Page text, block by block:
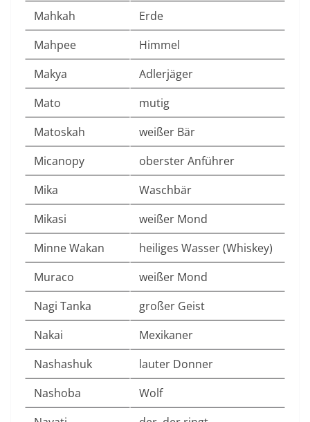
Mahkah
Erde
Mahpee
Himmel
Makya
Adlerjäger
Mato
mutig
Matoskah
weißer Bär
Micanopy
oberster Anführer
Mika
Waschbär
Mikasi
weißer Mond
Minne Wakan
heiliges Wasser (Whiskey)
Muraco
weißer Mond
Nagi Tanka
großer Geist
Nakai
Mexikaner
Nashashuk
lauter Donner
Nashoba
Wolf